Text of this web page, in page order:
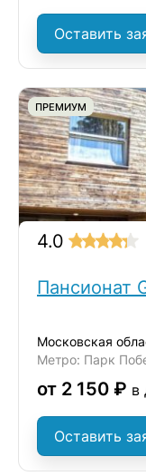
Оставить
ПРЕМИУМ
4.0
Метро: Парк
от 2 150 ₽ в
Оставить